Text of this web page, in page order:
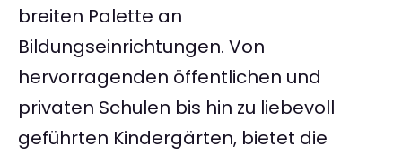
breiten Palette an
Bildungseinrichtungen. Von
hervorragenden öffentlichen und
privaten Schulen bis hin zu liebevoll
geführten Kindergärten, bietet die